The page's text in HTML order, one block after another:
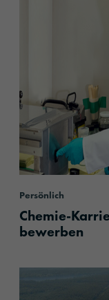
Persönlich
Chemie-
bewerben